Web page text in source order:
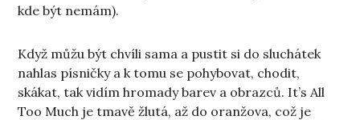
kde být nemám).
Když můžu být chvíli sama a pustit si do sluchátek
nahlas písničky a k tomu se pohybovat, chodit,
skákat, tak vidím hromady barev a obrazců. It’s All
Too Much je tmavě žlutá, až do oranžova, což je